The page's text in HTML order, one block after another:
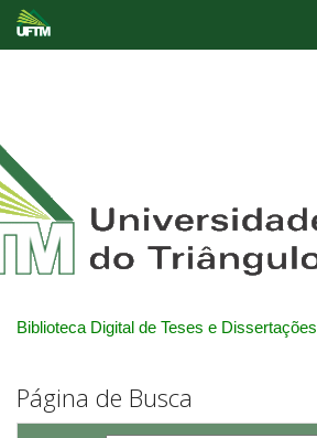
Biblioteca Digital de Teses e Dissertações
Página de Busca